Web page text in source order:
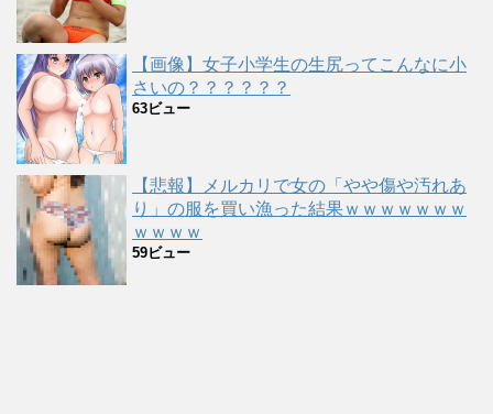
【画像】女子小学生の生尻ってこんなに小
さいの？？？？？？
63ビュー
【悲報】メルカリで女の「やや傷や汚れあ
り」の服を買い漁った結果ｗｗｗｗｗｗｗ
ｗｗｗｗ
59ビュー